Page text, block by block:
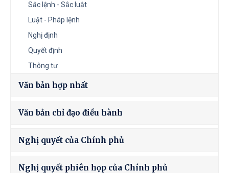
Sắc lệnh - Sắc luật
Luật - Pháp lệnh
Nghị định
Quyết định
Thông tư
Văn bản hợp nhất
Văn bản chỉ đạo điều hành
Nghị quyết của Chính phủ
Nghị quyết phiên họp của Chính phủ